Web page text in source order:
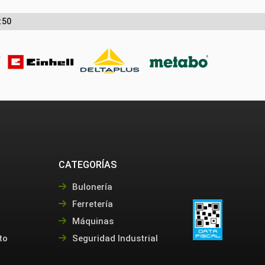
CATEGORÍAS
Bulonería
Ferretería
Máquinas
Seguridad Industrial